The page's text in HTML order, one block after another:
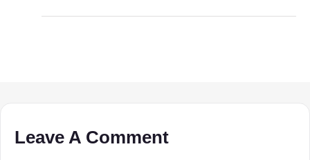
Leave A Comment